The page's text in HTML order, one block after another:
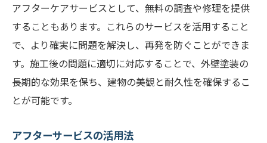
アフターケアサービスとして、無料の調査や修理を提供
することもあります。これらのサービスを活用すること
で、より確実に問題を解決し、再発を防ぐことができま
す。施工後の問題に適切に対応することで、外壁塗装の
長期的な効果を保ち、建物の美観と耐久性を確保するこ
とが可能です。
アフターサービスの活用法